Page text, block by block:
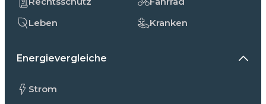
Leben
Kranken
Energievergleiche
Strom